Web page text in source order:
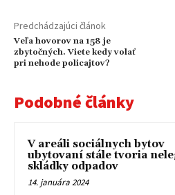
Predchádzajúci článok
Veľa hovorov na 158 je
zbytočných. Viete kedy volať
pri nehode policajtov?
Podobné články
V areáli sociálnych bytov
ubytovaní stále tvoria
skládky odpadov
14. januára 2024